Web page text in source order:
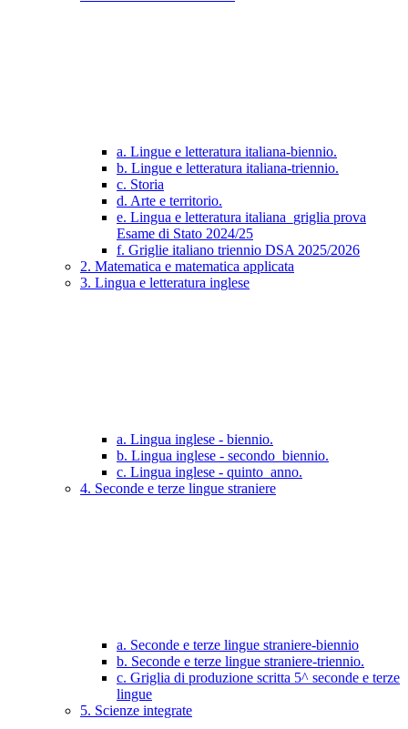
a. Lingue e letteratura italiana-biennio.
b. Lingue e letteratura italiana-triennio.
c. Storia
d. Arte e territorio.
e. Lingua e letteratura italiana_griglia prova
Esame di Stato 2024/25
f. Griglie italiano triennio DSA 2025/2026
2. Matematica e matematica applicata
3. Lingua e letteratura inglese
a. Lingua inglese - biennio.
b. Lingua inglese - secondo_biennio.
c. Lingua inglese - quinto_anno.
4. Seconde e terze lingue straniere
a. Seconde e terze lingue straniere-biennio
b. Seconde e terze lingue straniere-triennio.
c. Griglia di produzione scritta 5^ seconde e terze
lingue
5. Scienze integrate